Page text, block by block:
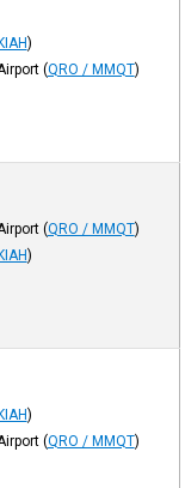
)
(QRO / MMQT)
(QRO / MMQT)
)
)
(QRO / MMQT)